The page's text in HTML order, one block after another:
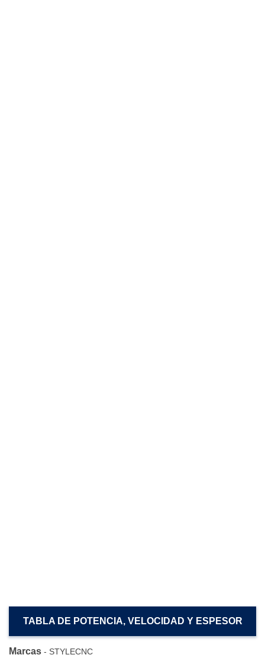
TABLA DE POTENCIA, VELOCIDAD Y ESPESOR
Marcas - STYLECNC